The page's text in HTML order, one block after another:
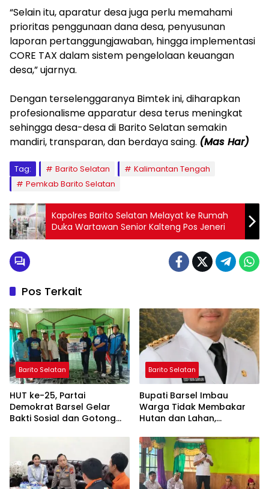
‎“Selain itu, aparatur desa juga perlu memahami
prioritas penggunaan dana desa, penyusunan
laporan pertanggungjawaban, hingga implementasi
CORE TAX dalam sistem pengelolaan keuangan
desa,” ujarnya.
‎Dengan terselenggaranya Bimtek ini, diharapkan
profesionalisme apparatur desa terus meningkat
sehingga desa-desa di Barito Selatan semakin
mandiri, transparan, dan berdaya saing. (Mas Har)
Tag: Barito Selatan
Kalimantan Tengah
Pemkab Barito Selatan
Kapolres Barito Selatan Melayat ke Rumah
Duka Wartawan Senior Kalteng Pos Jeneri
Pos Terkait
Barito Selatan
HUT ke-25, Partai
Demokrat Barsel Gelar
Bakti Sosial dan Gotong
Ashfiya
Barito Selatan
Bupati Barsel Imbau
Warga Tidak Membakar
Hutan dan Lahan,
Bebas Kabut Asap